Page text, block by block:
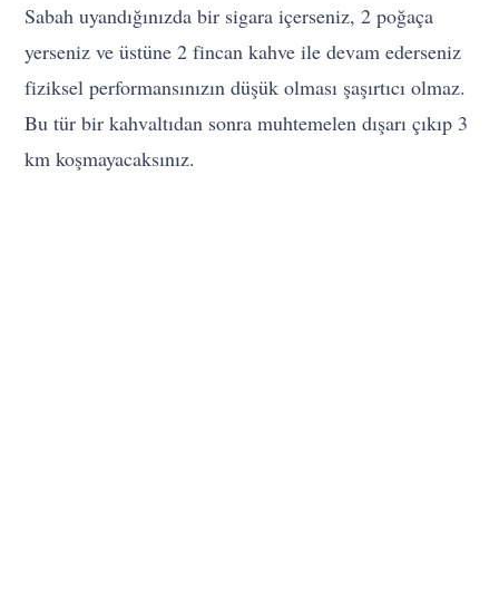
Sabah uyandığınızda bir sigara içerseniz, 2 poğaça
yerseniz ve üstüne 2 fincan kahve ile devam ederseniz
fiziksel performansınızın düşük olması şaşırtıcı olmaz.
Bu tür bir kahvaltıdan sonra muhtemelen dışarı çıkıp 3
km koşmayacaksınız.